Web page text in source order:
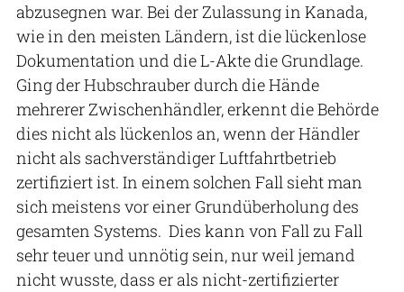
abzusegnen war. Bei der Zulassung in Kanada,
wie in den meisten Ländern, ist die lückenlose
Dokumentation und die L-Akte die Grundlage.
Ging der Hubschrauber durch die Hände
mehrerer Zwischenhändler, erkennt die Behörde
dies nicht als lückenlos an, wenn der Händler
nicht als sachverständiger Luftfahrtbetrieb
zertifiziert ist. In einem solchen Fall sieht man
sich meistens vor einer Grundüberholung des
gesamten Systems. Dies kann von Fall zu Fall
sehr teuer und unnötig sein, nur weil jemand
nicht wusste, dass er als nicht-zertifizierter